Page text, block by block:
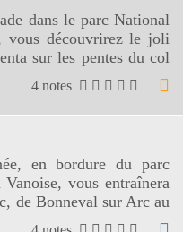
dans le parc National
vous découvrirez le joli
sur les pentes du col
vallon de la Lenta fait
des Evettes et à la vallée
de l'Iseran est le plus
4 notes
en bordure du parc
vous entraînera
de Bonneval sur Arc au
à travers éboulis et